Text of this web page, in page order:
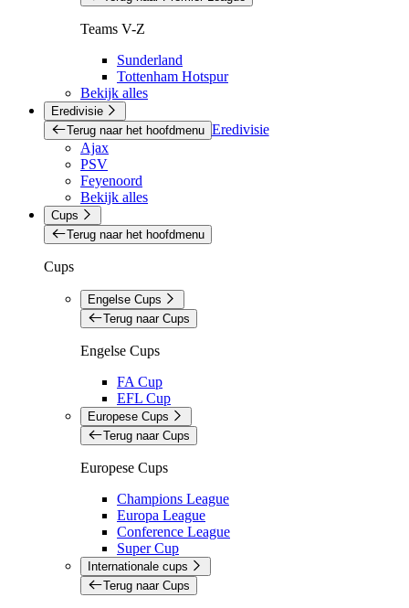
Teams V-Z
Sunderland
Tottenham Hotspur
Bekijk alles
Eredivisie
Terug naar het hoofdmenu Eredivisie
Ajax
PSV
Feyenoord
Bekijk alles
Cups
Terug naar het hoofdmenu
Cups
Engelse Cups
Terug naar Cups
Engelse Cups
FA Cup
EFL Cup
Europese Cups
Terug naar Cups
Europese Cups
Champions League
Europa League
Conference League
Super Cup
Internationale cups
Terug naar Cups